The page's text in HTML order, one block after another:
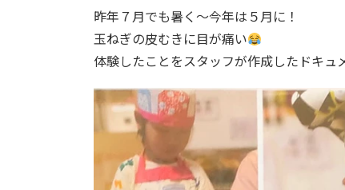
昨年７月でも暑く〜今年は５月に！
玉ねぎの皮むきに目が痛い
体験したことをスタッフが作成したドキ